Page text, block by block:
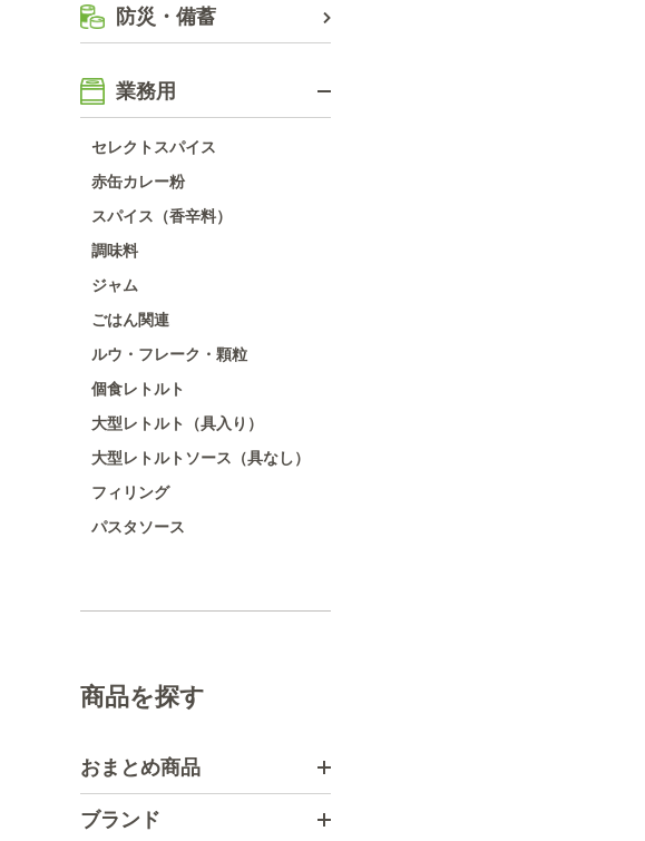
防災・備蓄
業務用
セレクトスパイス
赤缶カレー粉
スパイス（香辛料）
調味料
ジャム
ごはん関連
ルウ・フレーク・顆粒
個食レトルト
大型レトルト（具入り）
大型レトルトソース（具なし）
フィリング
パスタソース
商品を探す
おまとめ商品
ブランド